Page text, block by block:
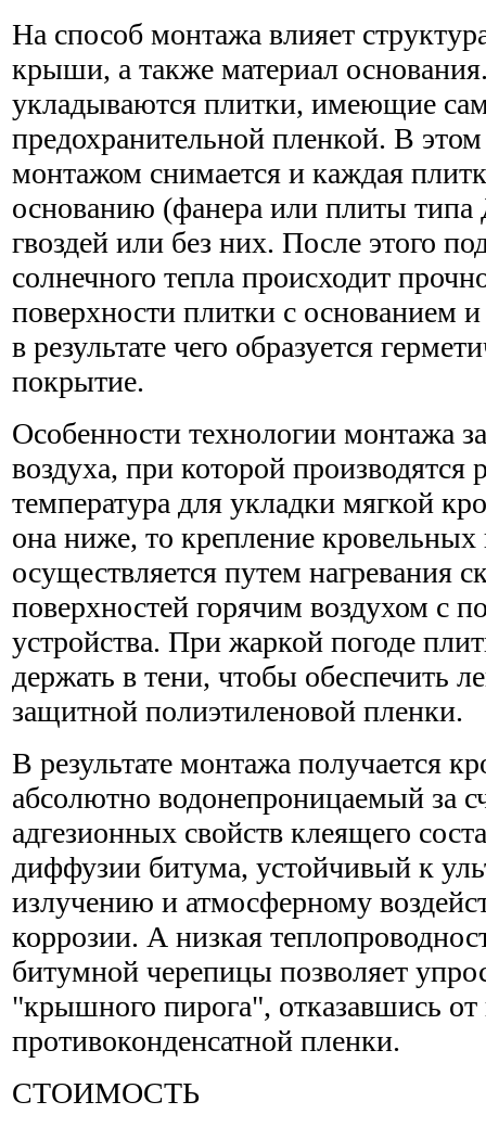
На способ монтажа влияет
крыши, а также материал
укладываются плитки, имеющие
предохранительной пленкой. В
монтажом снимается и каждая
основанию (фанера или плиты
гвоздей или без них. После этого
солнечного тепла происходит
поверхности плитки с основанием
в результате чего образуется
покрытие.
Особенности технологии монтажа
воздуха, при которой
температура для укладки мягкой
она ниже, то крепление кровельных
осуществляется путем нагревания
поверхностей горячим воздухом с
устройства. При жаркой погоде
держать в тени, чтобы обеспечить
защитной полиэтиленовой пленки.
В результате монтажа получается
абсолютно водонепроницаемый за
адгезионных свойств клеящего
диффузии битума, устойчивый к
излучению и атмосферному
коррозии. А низкая
битумной черепицы позволяет
"крышного пирога", отказавшись
противоконденсатной пленки.
СТОИМОСТЬ